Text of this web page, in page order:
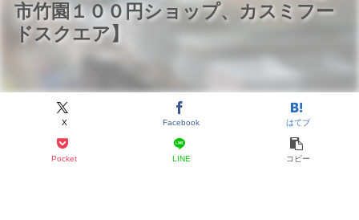
市竹園１００円ショップ、カスミフー
ドスクエア】
X Facebook はてブ
Pocket LINE コピー